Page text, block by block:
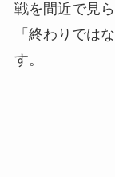
戦を間近で見
「終わりでは
す。